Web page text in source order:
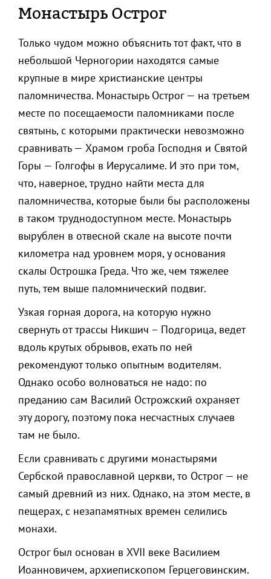
Монастырь Острог
Только чудом можно объяснить тот факт, что в
небольшой Черногории находятся самые
крупные в мире христианские центры
паломничества. Монастырь Острог — на третьем
месте по посещаемости паломниками после
святынь, с которыми практически невозможно
сравнивать — Храмом гроба Господня и Святой
Горы — Голгофы в Иерусалиме. И это при том,
что, наверное, трудно найти места для
паломничества, которые были бы расположены
в таком труднодоступном месте. Монастырь
вырублен в отвесной скале на высоте почти
километра над уровнем моря, у основания
скалы Острошка Греда. Что же, чем тяжелее
путь, тем выше паломнический подвиг.
Узкая горная дорога, на которую нужно
свернуть от трассы Никшич – Подгорица, ведет
вдоль крутых обрывов, ехать по ней
рекомендуют только опытным водителям.
Однако особо волноваться не надо: по
преданию сам Василий Острожский охраняет
эту дорогу, поэтому пока несчастных случаев
там не было.
Если сравнивать с другими монастырями
Сербской православной церкви, то Острог — не
самый древний из них. Однако, на этом месте, в
пещерах, с незапамятных времен селились
монахи.
Острог был основан в XVII веке Василием
Иоанновичем, архиепископом Герцеговинским.